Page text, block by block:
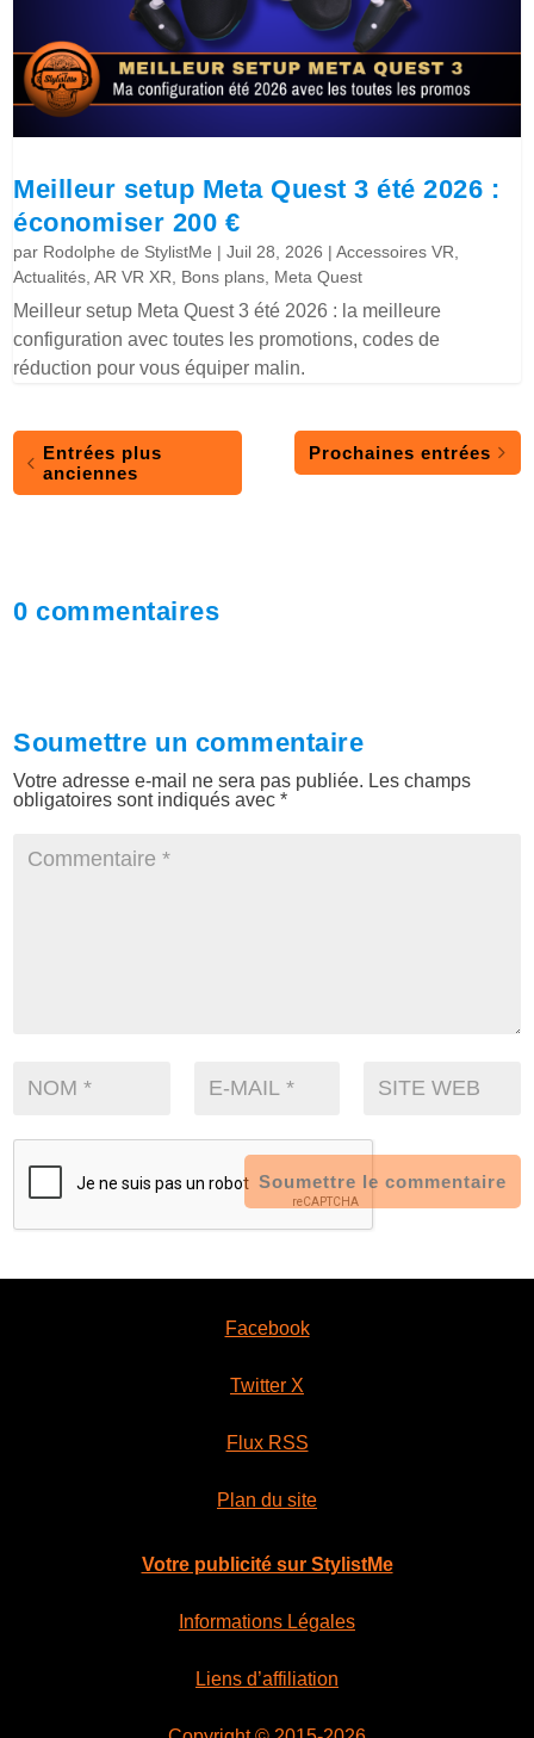
Meilleur setup Meta Quest 3 été 2026 :
économiser 200 €
par Rodolphe de StylistMe |Juil 28, 2026 |Accessoires VR
Actualités ,AR VR XR Bons plans Meta Quest
Meilleur setup Meta Quest 3 été 2026 : la meilleure
configuration avec toutes les promotions, codes de
réduction pour vous équiper malin.
Entrées plus
anciennes
Prochaines entrées
0 commentaires
Soumettre un commentaire
Votre adresse e-mail ne sera pas publiée. Les champs
obligatoires sont indiqués avec*
Soumettre le commentaire
Facebook
Twitter X
Flux RSS
Plan du site
Votre publicité sur StylistMe
Informations Légales
Liens d’affiliation